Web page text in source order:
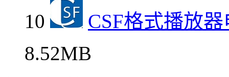
10
CSF格式播放
8.52MB